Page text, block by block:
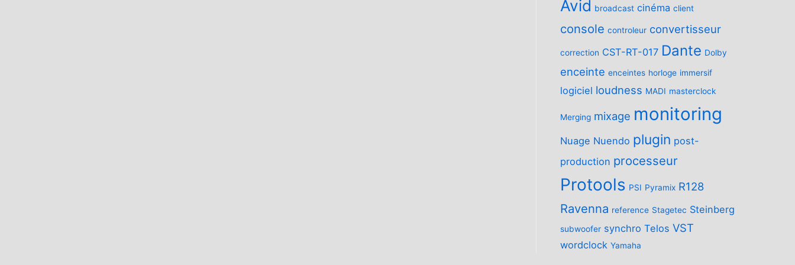
Avid broadcast cinéma client
console controleur convertisseur
correction CST-RT-017 Dante Dolby
enceinte enceintes horloge immersif
logiciel loudness MADI masterclock
Merging mixage monitoring
Nuage Nuendo plugin post-
production processeur
Protools PSI Pyramix R128
Ravenna reference Stagetec Steinberg
subwoofer synchro Telos VST
wordclock Yamaha